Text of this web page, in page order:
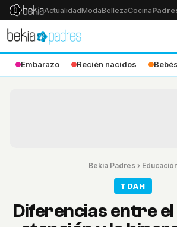
ActualidadModaBellezaCocina
Embarazo Recién nacidos Bebés
Bekia Padres›
TDAH
Diferencias entre